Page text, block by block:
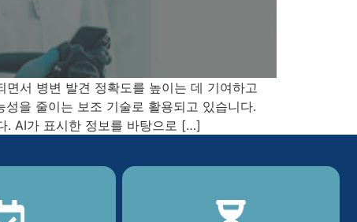
서 병변 발견 정확도를 높이는 데 기여하고
을 줄이는 보조 기술로 활용되고 있습니다.
. AI가 표시한 정보를 바탕으로 […]